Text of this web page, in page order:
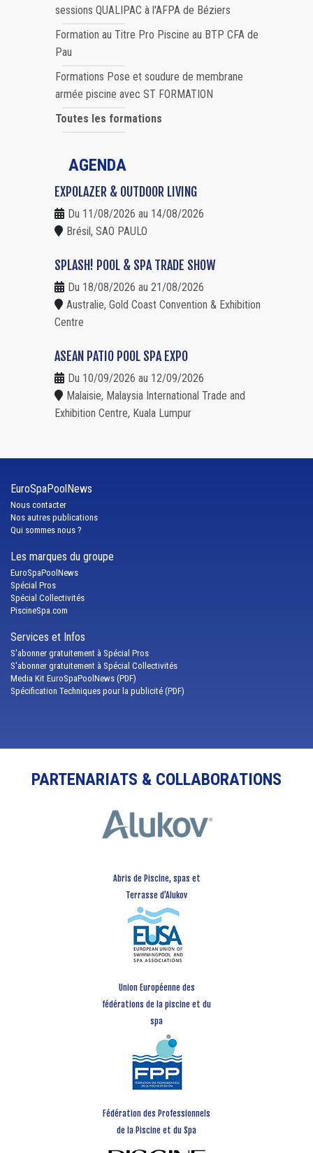
sessions QUALIPAC à l'AFPA de Béziers
Formation au Titre Pro Piscine au BTP CFA de
Pau
Formations Pose et soudure de membrane
armée piscine avec ST FORMATION
Toutes les formations
AGENDA
EXPOLAZER & OUTDOOR LIVING
Du 11/08/2026 au 14/08/2026
Brésil, SAO PAULO
SPLASH! POOL & SPA TRADE SHOW
Du 18/08/2026 au 21/08/2026
Australie, Gold Coast Convention & Exhibition
Centre
ASEAN PATIO POOL SPA EXPO
Du 10/09/2026 au 12/09/2026
Malaisie, Malaysia International Trade and
Exhibition Centre, Kuala Lumpur
EuroSpaPoolNews
Nous contacter
Nos autres publications
Qui sommes nous ?
Les marques du groupe
EuroSpaPoolNews
Spécial Pros
Spécial Collectivités
PiscineSpa.com
Services et Infos
S'abonner gratuitement à Spécial Pros
S'abonner gratuitement à Spécial Collectivités
Media Kit EuroSpaPoolNews (PDF)
Spécification Techniques pour la publicité (PDF)
PARTENARIATS & COLLABORATIONS
Abris de Piscine, spas et
Terrasse d’Alukov
Union Européenne des
fédérations de la piscine et du
spa
Fédération des Professionnels
de la Piscine et du Spa